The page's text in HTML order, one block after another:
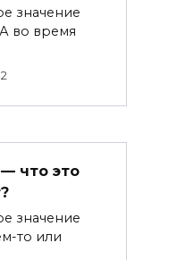
значение
во время
что это
значение
то или